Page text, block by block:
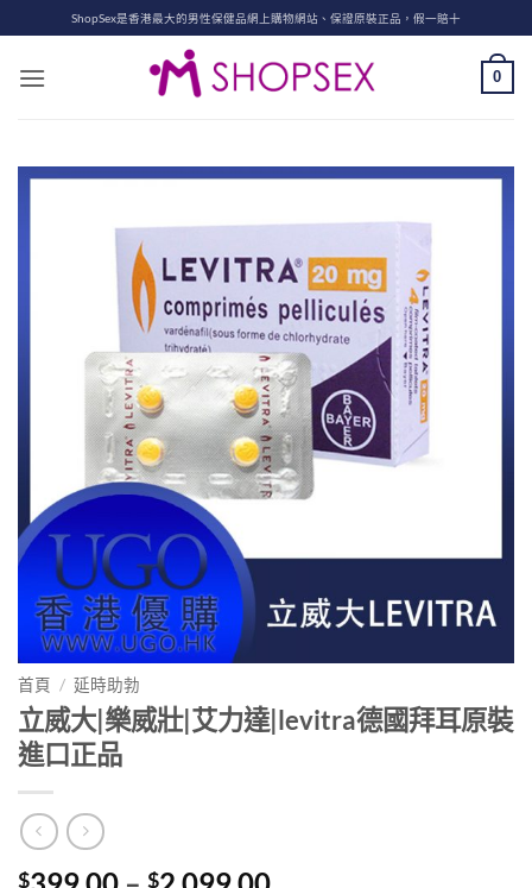
to
content
ShopSex是香港最大的男性保健品網上購物網站、保證原裝正品，假一賠十
0
首頁 / 延時助勃
立威大|樂威壯|艾力達|levitra德國拜耳原裝
進口正品
$ $